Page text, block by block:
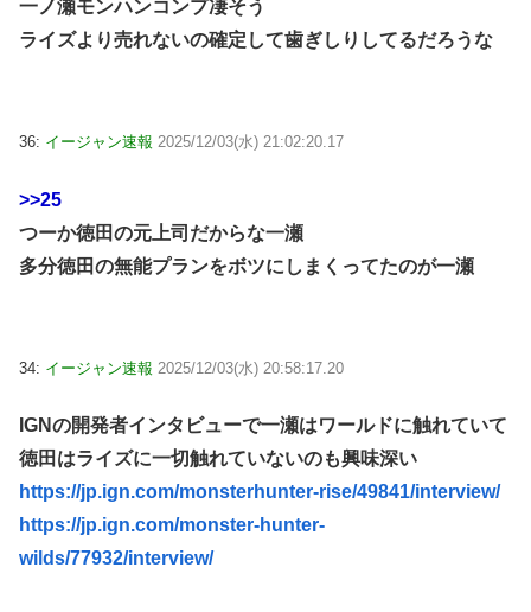
一ノ瀬モンハンコンプ凄そう
ライズより売れないの確定して歯ぎしりしてるだろうな
36: イージャン速報 2025/12/03(水) 21:02:20.17
>>25
つーか徳田の元上司だからな一瀬
多分徳田の無能プランをボツにしまくってたのが一瀬
34: イージャン速報 2025/12/03(水) 20:58:17.20
IGNの開発者インタビューで一瀬はワールドに触れていて
徳田はライズに一切触れていないのも興味深い
https://jp.ign.com/monsterhunter-rise/49841/interview/
https://jp.ign.com/monster-hunter-
wilds/77932/interview/